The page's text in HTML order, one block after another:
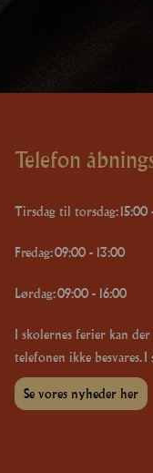
Telefon
Tirsdag til torsdag: 15:00
Fredag: 09:00 - 13:00
Lørdag: 09:00 - 16:00
I skolernes ferier kan
telefonen ikke besvares.
Se vores nyheder her